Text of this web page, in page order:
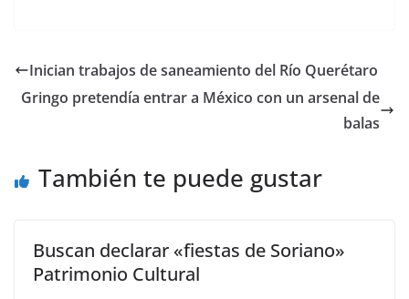
e
b
k
er l s
A
e
n
gr
a
p
ar
Inician trabajos de saneamiento del Río Querétaro
Gringo pretendía entrar a México con un arsenal de
balas
También te puede gustar
Buscan declarar «fiestas de Soriano»
Patrimonio Cultural